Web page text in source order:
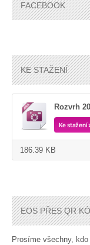
FACEBOOK
KE STAŽENÍ
Rozvrh
Ke stažení
186.39 KB
EOS PŘES QR
Prosíme všechny,